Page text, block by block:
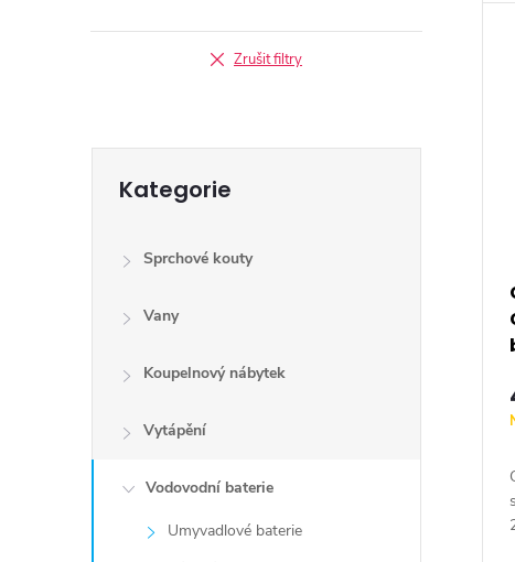
Zrušit filtry
kategorie
Kategorie
Sprchové kouty
Vany
Koupelnový nábytek
Vytápění
Vodovodní baterie
Umyvadlové baterie